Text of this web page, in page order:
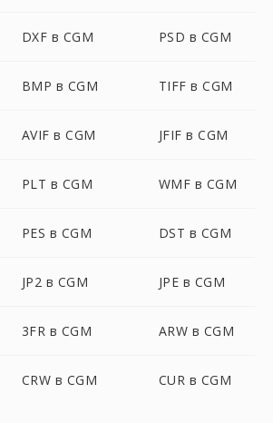
DXF в CGM PSD в CGM
BMP в CGM TIFF в CGM
AVIF в CGM JFIF в CGM
PLT в CGM WMF в CGM
PES в CGM DST в CGM
JP2 в CGM JPE в CGM
3FR в CGM ARW в CGM
CRW в CGM CUR в CGM